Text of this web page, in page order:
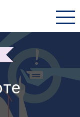
177-45-16